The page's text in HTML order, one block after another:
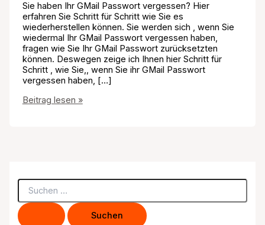
Sie haben Ihr GMail Passwort vergessen? Hier
erfahren Sie Schritt für Schritt wie Sie es
wiederherstellen können. Sie werden sich , wenn Sie
wiedermal Ihr GMail Passwort vergessen haben,
fragen wie Sie Ihr GMail Passwort zurücksetzten
können. Deswegen zeige ich Ihnen hier Schritt für
Schritt , wie Sie,, wenn Sie ihr GMail Passwort
vergessen haben, […]
GMail
Beitrag lesen »
S
c
h